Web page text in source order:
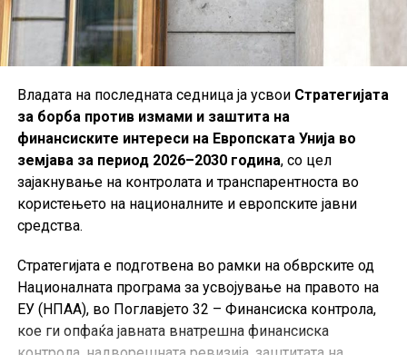
Владата на последната седница ја усвои Стратегијата
за борба против измами и заштита на
финансиските интереси на Европската Унија во
земјава за период 2026–2030 година, со цел
зајакнување на контролата и транспарентноста во
користењето на националните и европските јавни
средства.
Стратегијата е подготвена во рамки на обврските од
Националната програма за усвојување на правото на
ЕУ (НПАА), во Поглавјето 32 – Финансиска контрола,
кое ги опфаќа јавната внатрешна финансиска